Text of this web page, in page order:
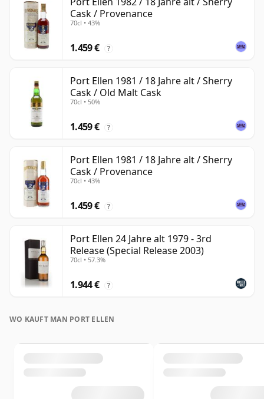
Cask / Provenance
70cl • 43%
1.459 € ?
Port Ellen 1981 / 18 Jahre alt / Sherry
Cask / Old Malt Cask
70cl • 50%
1.459 € ?
Port Ellen 1981 / 18 Jahre alt / Sherry
Cask / Provenance
70cl • 43%
1.459 € ?
Port Ellen 24 Jahre alt 1979 - 3rd
Release (Special Release 2003)
70cl • 57.3%
1.944 € ?
WO KAUFT MAN PORT ELLEN